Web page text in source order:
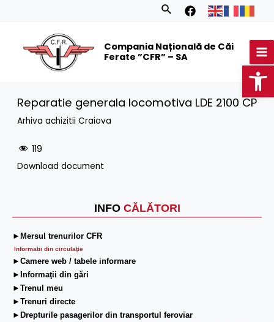
Search
Compania Națională de Căi
Ferate ”CFR” – SA
INFO CĂLĂTORI
►Mersul trenurilor CFR
Informatii din circulaţie
►Camere web / tabele informare
►Informaţii din gări
►Trenul meu
►Trenuri directe
►Drepturile pasagerilor din transportul feroviar
Reparatie generala locomotiva LDE 2100 CP
Arhiva achizitii Craiova
119
Download document